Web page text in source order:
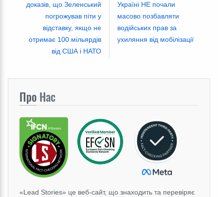
доказів, що Зеленський
погрожував піти у
відставку, якщо не
отримає 100 мільярдів
від США і НАТО
Україні НЕ почали
масово позбавляти
водійських прав за
ухиляння від мобілізації
Про Нас
«Lead Stories» це веб-сайт, що знаходить та перевіряє